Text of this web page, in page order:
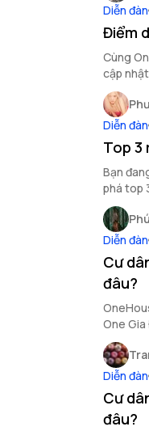
Diễn đàn
Điểm
Cùng
cập
Diễn đàn
Top 3
Bạn
phá top
đây.
Diễn đàn
Cư
đâu?
One
Diễn đàn
Cư
đâu?